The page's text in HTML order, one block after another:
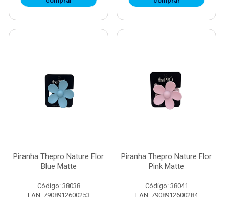
Piranha Thepro Nature Flor
Blue Matte
Código: 38038
EAN: 7908912600253
Piranha Thepro Nature Flor
Pink Matte
Código: 38041
EAN: 7908912600284